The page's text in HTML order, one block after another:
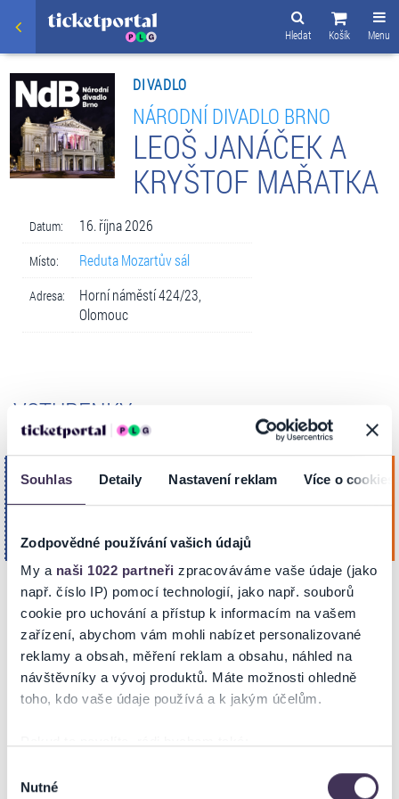
Souhlas Detaily Nastavení reklam Více o cookies
Zodpovědné používání vašich údajů
My a naši 1022 partneři zpracováváme vaše údaje (jako
např. číslo IP) pomocí technologií, jako např. souborů
cookie pro uchování a přístup k informacím na vašem
zařízení, abychom vám mohli nabízet personalizované
reklamy a obsah, měření reklam a obsahu, náhled na
návštěvníky a vývoj produktů. Máte možnosti ohledně
toho, kdo vaše údaje používá a k jakým účelům.
které mohou být přesné na několik metrů
souhlasu
Nutné
Menu
Košík
Hledat
DIVADLO
NÁRODNÍ DIVADLO BRNO
LEOŠ JANÁČEK A
KRYŠTOF MAŘATKA
Datum: 16. října 2026
Místo: Reduta Mozartův sál
Adresa:
Horní náměstí 424/23,
Olomouc
VSTUPENKY
pátek
16
19:00
Leoš Janáček a Kryštof Mařatka
OLOMOUC
NA MAPĚ